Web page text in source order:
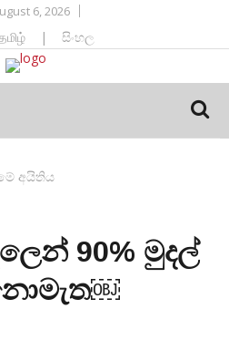
6, 2026
| සිංහල
අයිතිය
90% මුදල්